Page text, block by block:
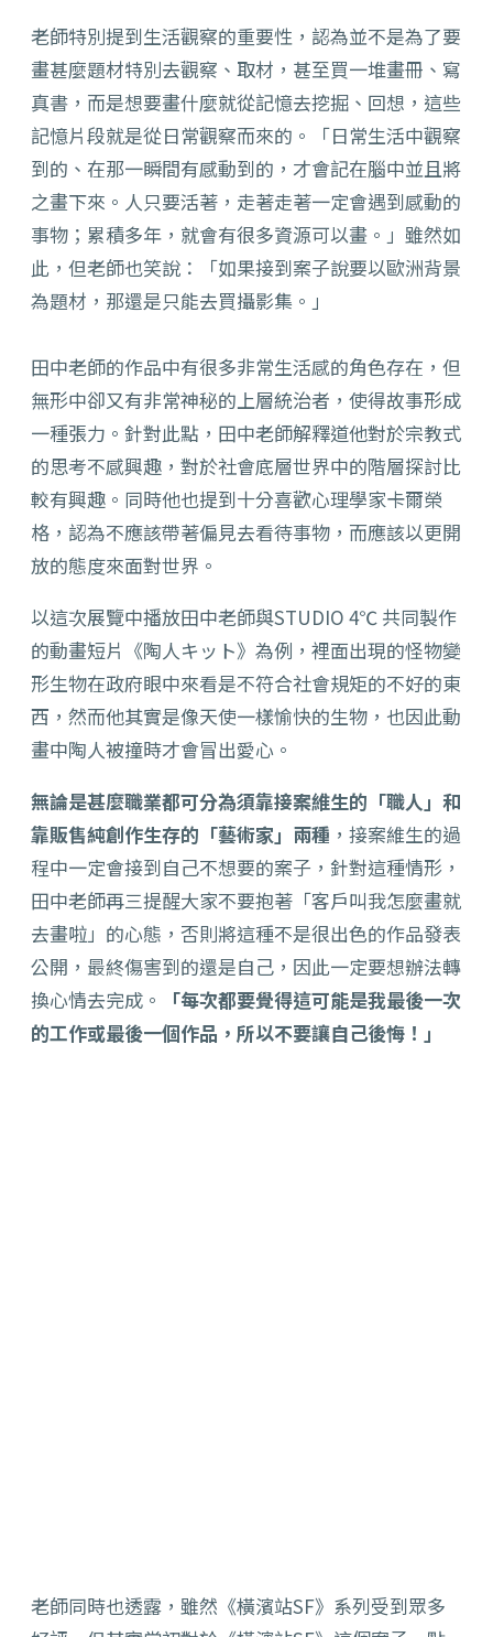
老師特別提到生活觀察的重要性，認為並不是為了要
畫甚麼題材特別去觀察、取材，甚至買一堆畫冊、寫
真書，而是想要畫什麼就從記憶去挖掘、回想，這些
記憶片段就是從日常觀察而來的。「日常生活中觀察
到的、在那一瞬間有感動到的，才會記在腦中並且將
之畫下來。人只要活著，走著走著一定會遇到感動的
事物；累積多年，就會有很多資源可以畫。」雖然如
此，但老師也笑說：「如果接到案子說要以歐洲背景
為題材，那還是只能去買攝影集。」
田中老師的作品中有很多非常生活感的角色存在，但
無形中卻又有非常神秘的上層統治者，使得故事形成
一種張力。針對此點，田中老師解釋道他對於宗教式
的思考不感興趣，對於社會底層世界中的階層探討比
較有興趣。同時他也提到十分喜歡心理學家卡爾榮
格，認為不應該帶著偏見去看待事物，而應該以更開
放的態度來面對世界。
以這次展覽中播放田中老師與STUDIO 4℃ 共同製作
的動畫短片《陶人キット》為例，裡面出現的怪物變
形生物在政府眼中來看是不符合社會規矩的不好的東
西，然而他其實是像天使一樣愉快的生物，也因此動
畫中陶人被撞時才會冒出愛心。
無論是甚麼職業都可分為須靠接案維生的「職人」和
靠販售純創作生存的「藝術家」兩種 ，接案維生的過
程中一定會接到自己不想要的案子，針對這種情形，
田中老師再三提醒大家不要抱著「客戶叫我怎麼畫就
去畫啦」的心態，否則將這種不是很出色的作品發表
公開，最終傷害到的還是自己，因此一定要想辦法轉
換心情去完成。
「每次都要覺得這可能是我最後一次
的工作或最後一個作品，所以不要讓自己後悔！」
老師同時也透露，雖然《橫濱站SF》系列受到眾多